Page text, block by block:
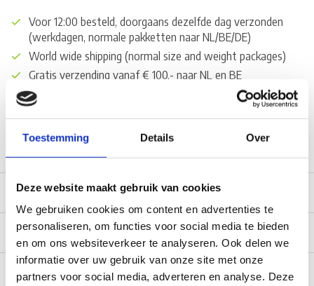
Toestemming Details Over
Deze website maakt gebruik van cookies
We gebruiken cookies om content en advertenties te
personaliseren, om functies voor social media te bieden
en om ons websiteverkeer te analyseren. Ook delen we
informatie over uw gebruik van onze site met onze
partners voor social media, adverteren en analyse. Deze
Voor 12:00 besteld, doorgaans dezelfde dag verzonden
(werkdagen, normale pakketten naar NL/BE/DE)
World wide shipping (normal size and weight packages)
Gratis verzending vanaf € 100,- naar NL en BE
*Zeer grote magazijnvoorraad direct beschikbaar voor
verzending. Een deel van de artikelen op voorraad in de
service@camperhuis.nl
Beschrijving
Specificaties
Reviews 0/10